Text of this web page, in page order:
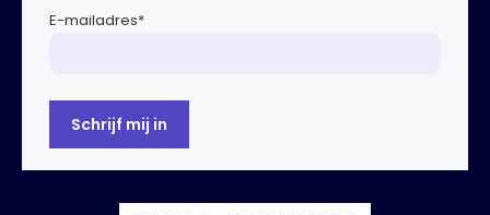
E-mailadres*